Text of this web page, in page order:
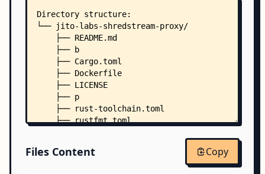
Directory structure:
└── jito-labs-shredstream-proxy/
    ├── README.md
    ├── b
    ├── Cargo.toml
    ├── Dockerfile
    ├── LICENSE
    ├── p
    ├── rust-toolchain.toml
    ├── rustfmt.toml
    │   ├── README.md
Files Content Copy